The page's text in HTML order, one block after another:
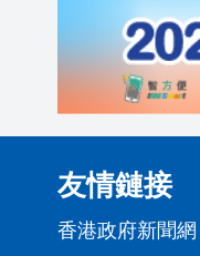
友情鏈接
香港政府新聞網